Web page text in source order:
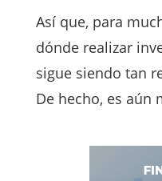
Así que, para
dónde realizar
sigue siendo tan
De hecho, es aún